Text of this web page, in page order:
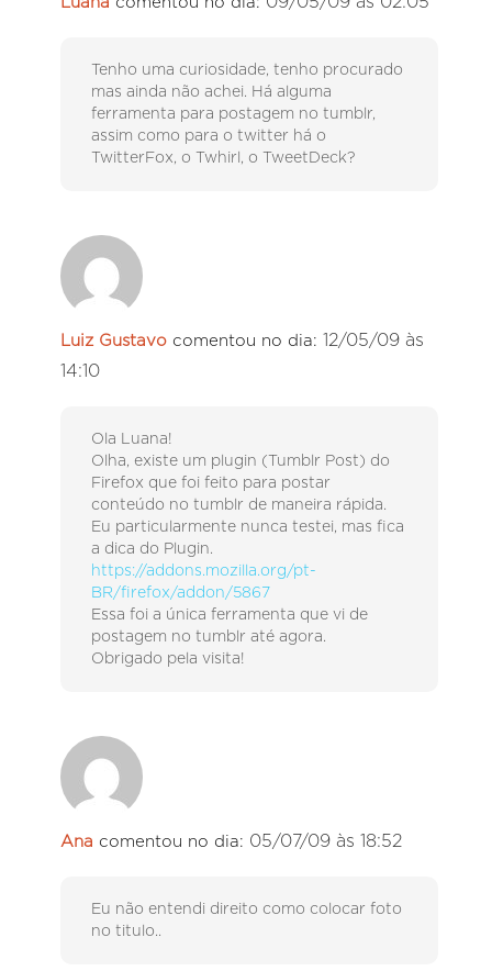
Tenho uma curiosidade, tenho procurado
mas ainda não achei. Há alguma
ferramenta para postagem no tumblr,
assim como para o twitter há o
TwitterFox, o Twhirl, o TweetDeck?
Luiz Gustavo comentou no dia: 12/05/09 às
14:10
Ola Luana!
Olha, existe um plugin (Tumblr Post) do
Firefox que foi feito para postar
conteúdo no tumblr de maneira rápida.
Eu particularmente nunca testei, mas fica
a dica do Plugin.
https://addons.mozilla.org/pt-
BR/firefox/addon/5867
Essa foi a única ferramenta que vi de
postagem no tumblr até agora.
Obrigado pela visita!
Ana comentou no dia: 05/07/09 às 18:52
Eu não entendi direito como colocar foto
no titulo..